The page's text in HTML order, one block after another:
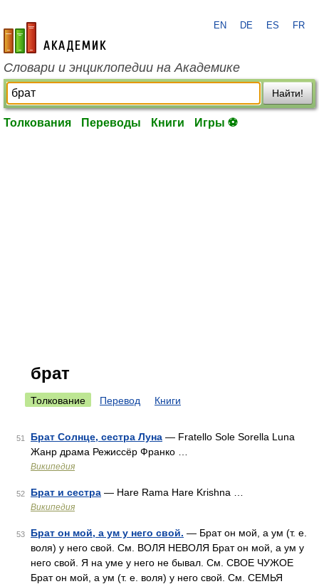
academic.ru
EN DE ES FR
Словари и энциклопедии на Академике
Найти!
Толкования Переводы Книги Игры ⚽
брат
Толкование Перевод Книги
51 Брат Солнце, сестра Луна — Fratello Sole Sorella Luna
Жанр драма Режиссёр Франко …
Википедия
52 Брат и сестра — Hare Rama Hare Krishna …
Википедия
53 Брат он мой, а ум у него свой. — Брат он мой, а ум (т. е.
воля) у него свой. См. ВОЛЯ НЕВОЛЯ Брат он мой, а ум у
него свой. Я на уме у него не бывал. См. СВОЕ ЧУЖОЕ
Брат он мой, а ум (т. е. воля) у него свой. См. СЕМЬЯ